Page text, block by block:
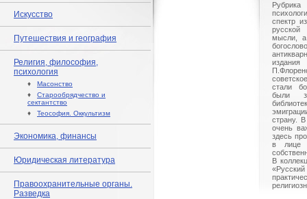
Искусство
Путешествия и география
Религия, философия,
психология
♦ Масонство
♦ Старообрядчество и
сектантство
♦ Теософия. Оккультизм
Экономика, финансы
Юридическая литература
Правоохранительные органы.
Разведка
спектр
русской
мысли, а
издания
стали
были
страну.
очень
здесь
в лице
В